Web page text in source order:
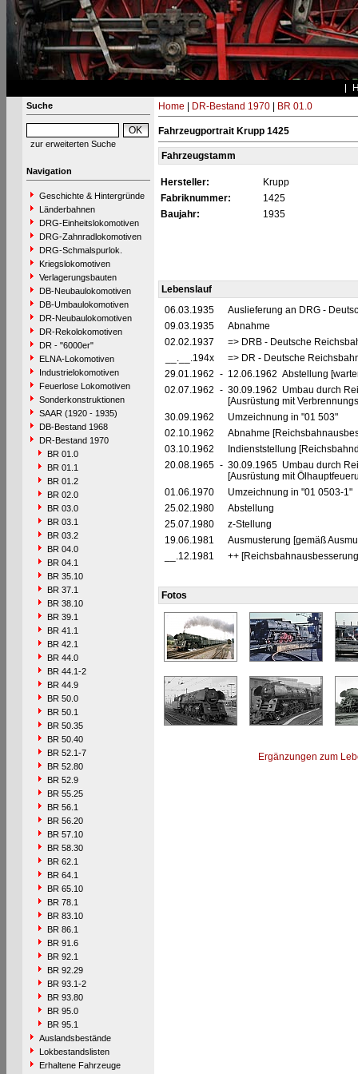
Suche
zur erweiterten Suche
Navigation
Geschichte & Hintergründe
Länderbahnen
DRG-Einheitslokomotiven
DRG-Zahnradlokomotiven
DRG-Schmalspurlok.
Kriegslokomotiven
Verlagerungsbauten
DB-Neubaulokomotiven
DB-Umbaulokomotiven
DR-Neubaulokomotiven
DR-Rekolokomotiven
DR - "6000er"
ELNA-Lokomotiven
Industrielokomotiven
Feuerlose Lokomotiven
Sonderkonstruktionen
SAAR (1920 - 1935)
DB-Bestand 1968
DR-Bestand 1970
BR 01.0
BR 01.1
BR 01.2
BR 02.0
BR 03.0
BR 03.1
BR 03.2
BR 04.0
BR 04.1
BR 35.10
BR 37.1
BR 38.10
BR 39.1
BR 41.1
BR 42.1
BR 44.0
BR 44.1-2
BR 44.9
BR 50.0
BR 50.1
BR 50.35
BR 50.40
BR 52.1-7
BR 52.80
BR 52.9
BR 55.25
BR 56.1
BR 56.20
BR 57.10
BR 58.30
BR 62.1
BR 64.1
BR 65.10
BR 78.1
BR 83.10
BR 86.1
BR 91.6
BR 92.1
BR 92.29
BR 93.1-2
BR 93.80
BR 95.0
BR 95.1
Auslandsbestände
Lokbestandslisten
Erhaltene Fahrzeuge
Home DR-Bestand 1970| BR 01.0
Fahrzeugportrait Krupp 1425
Fahrzeugstamm
Hersteller:
Krupp
Fabriknummer:
1425
Baujahr:
1935
Lebenslauf
06.03.1935
Auslieferung an DRG -
09.03.1935
Abnahme
02.02.1937
=> DRB - Deutsche
__.__.194x
=> DR - Deutsche
29.01.1962 - 12.06.1962 Abstellung
02.07.1962 - 30.09.1962 Umbau durch
[Ausrüstung mit
30.09.1962
Umzeichnung in "01 503"
02.10.1962
Abnahme
03.10.1962
Indienststellung
20.08.1965 - 30.09.1965 Umbau durch
[Ausrüstung mit
01.06.1970
Umzeichnung in "01 0503-1"
25.02.1980
Abstellung
25.07.1980
z-Stellung
19.06.1981
Ausmusterung [gemäß
__.12.1981
++
Fotos
Ergänzungen zum